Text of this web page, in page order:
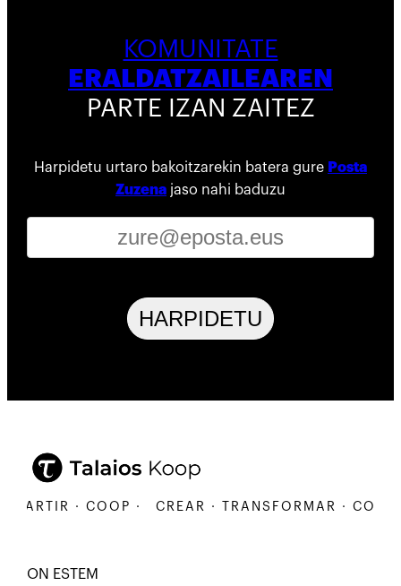
KOMUNITATE
ERALDATZAILEAREN
PARTE IZAN ZAITEZ
Harpidetu urtaro bakoitzarekin batera gure Posta
Zuzena jaso nahi baduzu
HARPIDETU
· COOP · CREAR · TRANSFORMAR ·
ON ESTEM